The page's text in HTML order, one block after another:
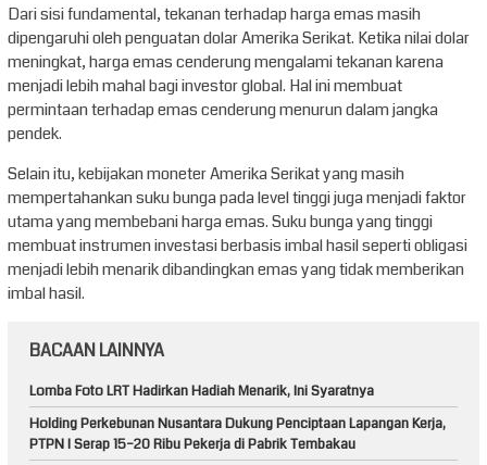
Dari sisi fundamental, tekanan terhadap harga emas masih
dipengaruhi oleh penguatan dolar Amerika Serikat. Ketika nilai dolar
meningkat, harga emas cenderung mengalami tekanan karena
menjadi lebih mahal bagi investor global. Hal ini membuat
permintaan terhadap emas cenderung menurun dalam jangka
pendek.
Selain itu, kebijakan moneter Amerika Serikat yang masih
mempertahankan suku bunga pada level tinggi juga menjadi faktor
utama yang membebani harga emas. Suku bunga yang tinggi
membuat instrumen investasi berbasis imbal hasil seperti obligasi
menjadi lebih menarik dibandingkan emas yang tidak memberikan
imbal hasil.
BACAAN LAINNYA
Lomba Foto LRT Hadirkan Hadiah Menarik, Ini Syaratnya
Holding Perkebunan Nusantara Dukung Penciptaan Lapangan Kerja,
PTPN I Serap 15–20 Ribu Pekerja di Pabrik Tembakau